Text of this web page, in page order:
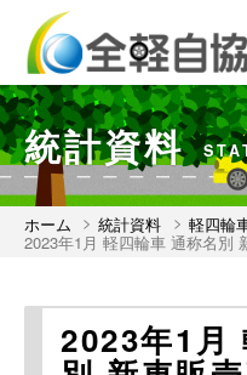
統計資料
ホーム 統計資料 軽四輪
2023年1月 軽四輪車 通称名別
2023年1月